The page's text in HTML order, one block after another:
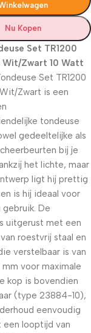
Nu Kopen
Set TR1200
Wit/Zwart 10 Watt
Set TR1200
Zwart is een
tondeuse
gedeeltelijke als
bij je
het lichte, maar
ligt hij prettig
is hij ideaal voor
De
uitgerust met een
roestvrij staal en
verstelbaar is van
voor maximale
kop is bovendien
(type 23884-10),
eenvoudig
een looptijd van